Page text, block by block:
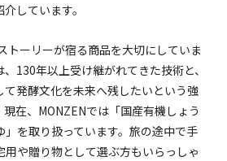
しています。
トーリーが宿る商品を大切にしていま
130年以上受け継がれてきた技術と、
て発酵文化を未来へ残したいという強
在、MONZENでは「国産有機しょう
」を取り扱っています。旅の途中で手
用や贈り物として選ぶ方もいらっしゃ